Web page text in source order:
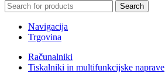
Search
Navigacija
Trgovina
Računalniki
Tiskalniki in multifunkcijske naprave